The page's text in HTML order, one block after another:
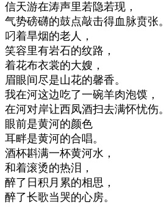
信天游在涛声里若隐若现，
气势磅礴的鼓点敲击得血脉贲张。
叼着旱烟的老人，
笑容里有岩石的纹路，
着花布衣裳的大嫂，
眉眼间尽是山花的馨香。
我在河这边吃了一碗羊肉泡馍，
在河对岸让西凤酒扫去满怀忧伤。
眼前是黄河的颜色
耳畔是黄河的合唱。
酒杯斟满一杯黄河水，
和着滚烫的热泪，
醉了日积月累的相思，
醉了长歌当哭的心房。